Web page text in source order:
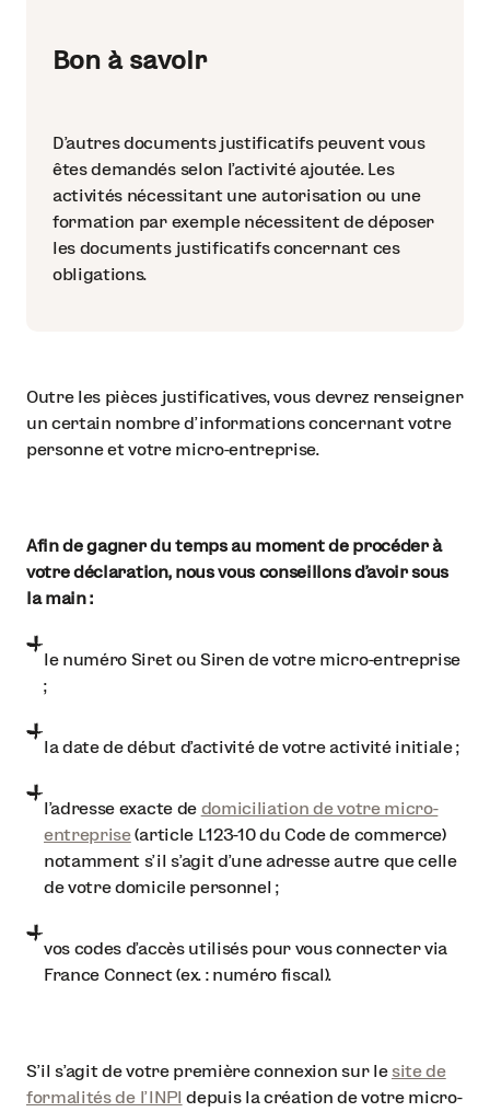
Bon à savoir
D’autres documents justificatifs peuvent vous
êtes demandés selon l’activité ajoutée. Les
activités nécessitant une autorisation ou une
formation par exemple nécessitent de déposer
les documents justificatifs concernant ces
obligations.
Outre les pièces justificatives, vous devrez renseigner
un certain nombre d’informations concernant votre
personne et votre micro-entreprise.
Afin de gagner du temps au moment de procéder à
votre déclaration, nous vous conseillons d’avoir sous
la main :
le numéro Siret ou Siren de votre micro-entreprise
;
la date de début d’activité de votre activité initiale ;
l’adresse exacte de domiciliation de votre micro-
entreprise(article L123-10 du Code de commerce)
notamment s’il s’agit d’une adresse autre que celle
de votre domicile personnel ;
vos codes d’accès utilisés pour vous connecter via
France Connect (ex. : numéro fiscal).
S’il s’agit de votre première connexion sur le site de
formalités de l’INPI depuis la création de votre micro-